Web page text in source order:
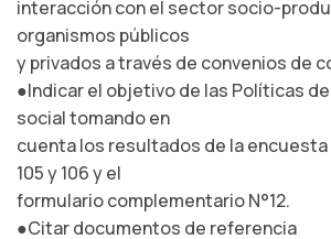
interacción con el sector socio-
organismos públicos
y privados a través de convenios de
●Indicar el objetivo de las Políticas
social tomando en
cuenta los resultados de la
105 y 106 y el
formulario complementario N°12.
●Citar documentos de referencia